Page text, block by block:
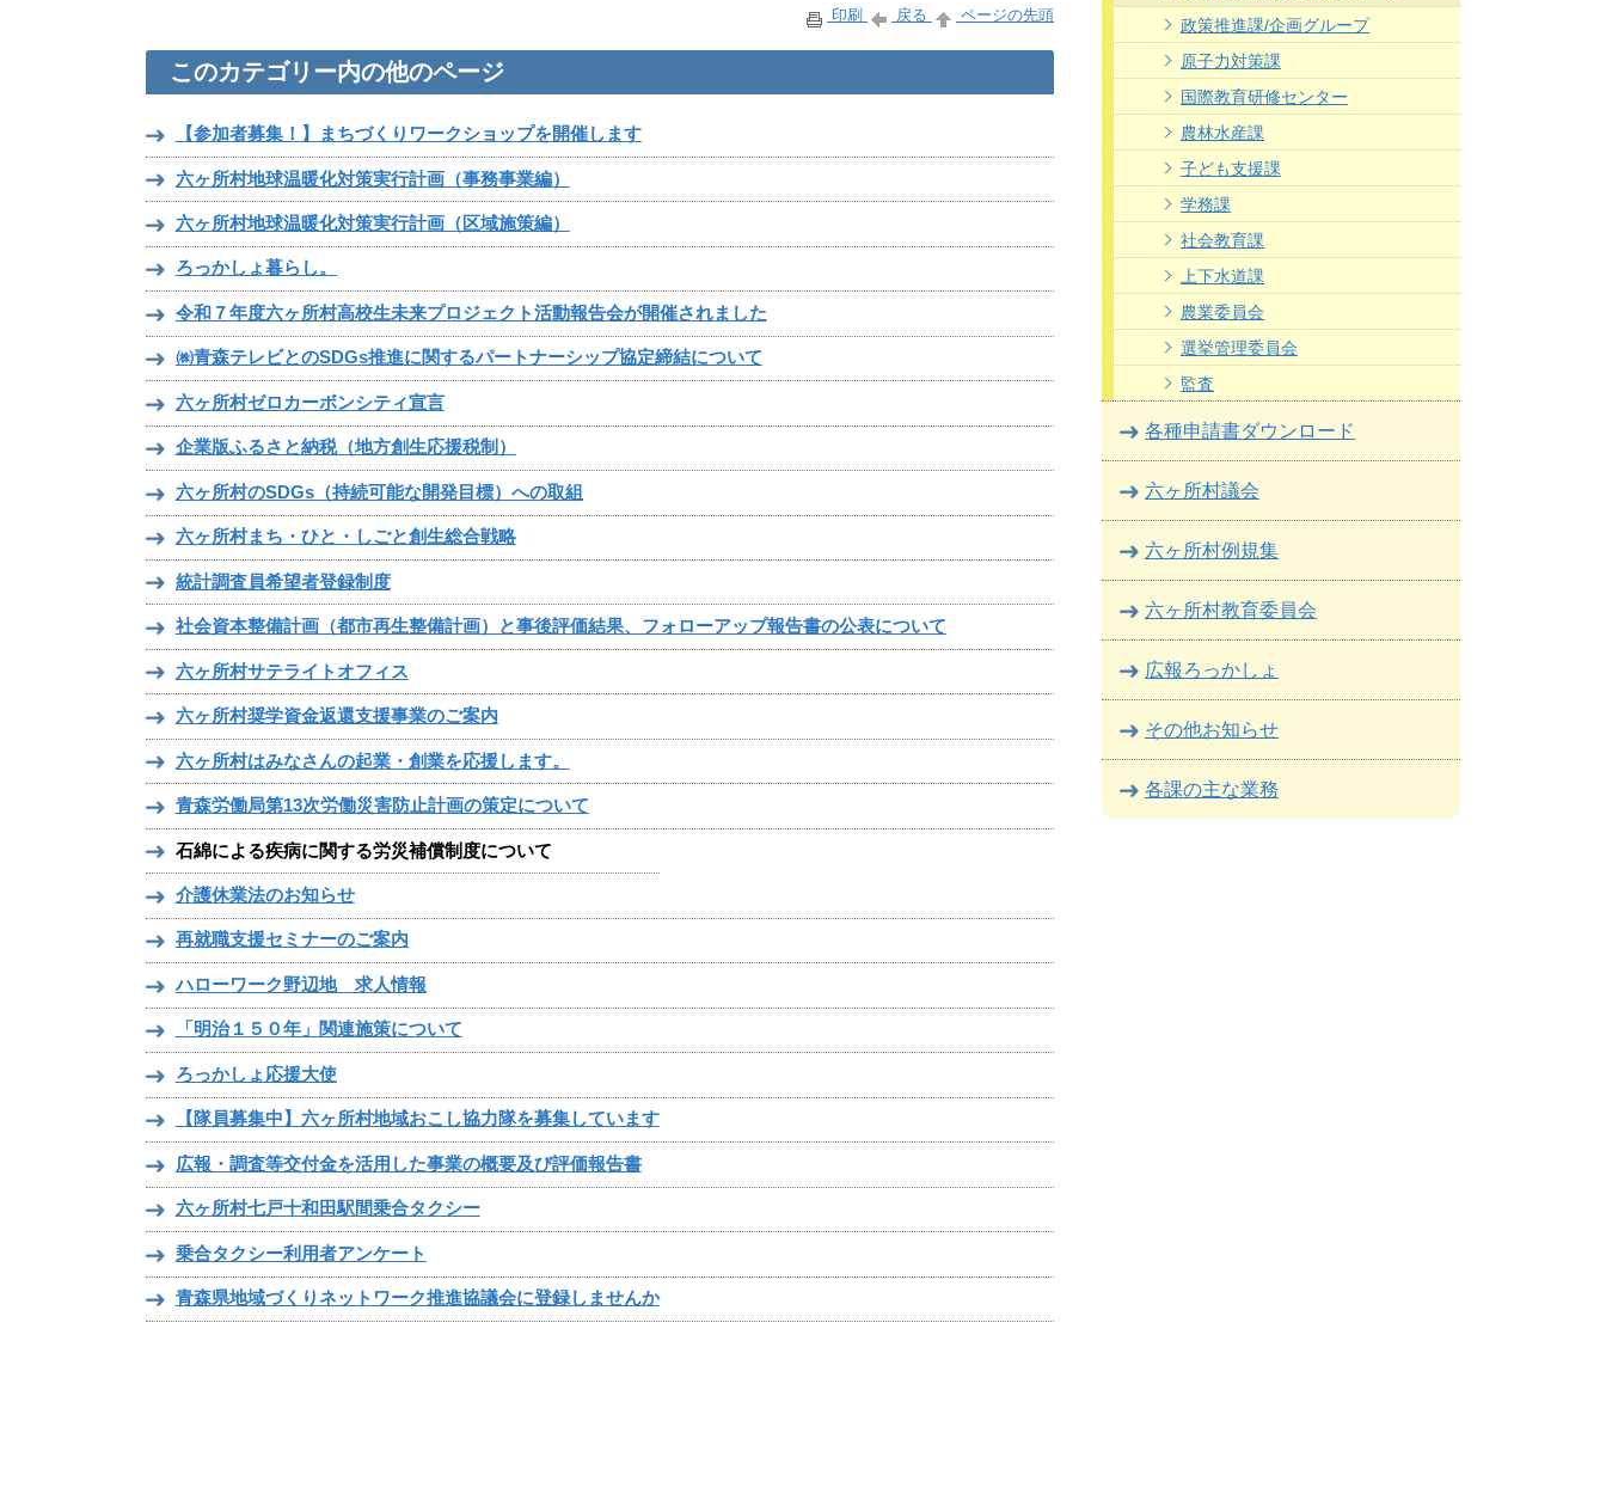
政策推進課/企画グループ
原子力対策課
国際教育研修センター
農林水産課
子ども支援課
学務課
社会教育課
上下水道課
農業委員会
選挙管理委員会
監査
各種申請書ダウンロード
六ヶ所村議会
六ヶ所村例規集
六ヶ所村教育委員会
広報ろっかしょ
その他お知らせ
各課の主な業務
印刷
戻る ページの先頭
このカテゴリー内の他のページ
【参加者募集！】まちづくりワークショップを開催します
六ヶ所村地球温暖化対策実行計画（事務事業編）
六ヶ所村地球温暖化対策実行計画（区域施策編）
ろっかしょ暮らし。
令和７年度六ヶ所村高校生未来プロジェクト活動報告会が開催されました
㈱青森テレビとのSDGs推進に関するパートナーシップ協定締結について
六ヶ所村ゼロカーボンシティ宣言
企業版ふるさと納税（地方創生応援税制）
六ヶ所村のSDGs（持続可能な開発目標）への取組
六ヶ所村まち・ひと・しごと創生総合戦略
統計調査員希望者登録制度
社会資本整備計画（都市再生整備計画）と事後評価結果、フォローアップ報告書の公表について
六ヶ所村サテライトオフィス
六ヶ所村奨学資金返還支援事業のご案内
六ヶ所村はみなさんの起業・創業を応援します。
青森労働局第13次労働災害防止計画の策定について
石綿による疾病に関する労災補償制度について
介護休業法のお知らせ
再就職支援セミナーのご案内
ハローワーク野辺地 求人情報
「明治１５０年」関連施策について
ろっかしょ応援大使
【隊員募集中】六ヶ所村地域おこし協力隊を募集しています
広報・調査等交付金を活用した事業の概要及び評価報告書
六ヶ所村七戸十和田駅間乗合タクシー
乗合タクシー利用者アンケート
青森県地域づくりネットワーク推進協議会に登録しませんか